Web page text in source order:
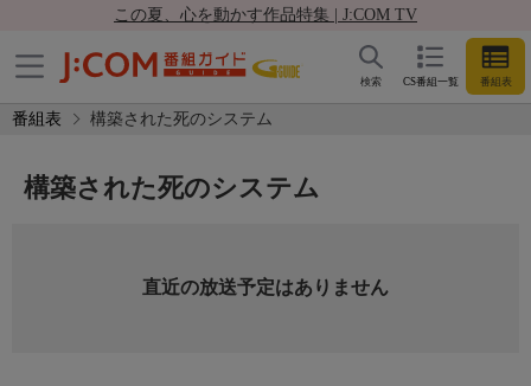
この夏、心を動かす作品特集 | J:COM TV
CS番組一覧 番組表
検索
番組表 構築された死のシステム
構築された死のシステム
直近の放送予定はありません